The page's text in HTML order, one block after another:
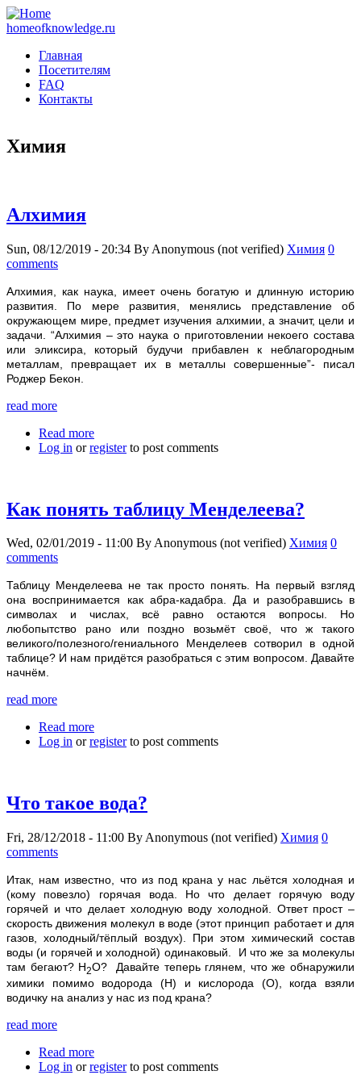
homeofknowledge.ru
Главная
Посетителям
FAQ
Контакты
Химия
Алхимия
Sun, 08/12/2019 - 20:34 By Anonymous (not verified) Химия 0
comments
Алхимия, как наука, имеет очень богатую и длинную историю
развития. По мере развития, менялись представление об
окружающем мире, предмет изучения алхимии, а значит, цели и
задачи. “Алхимия – это наука о приготовлении некоего состава
или эликсира, который будучи прибавлен к неблагородным
металлам, превращает их в металлы совершенные”- писал
Роджер Бекон.
read more
Read more
Log in orregisterto post comments
Как понять таблицу Менделеева?
Wed, 02/01/2019 - 11:00 ByAnonymous (not verified) Химия 0
comments
Таблицу Менделеева не так просто понять. На первый взгляд
она воспринимается как абра-кадабра. Да и разобравшись в
символах и числах, всё равно остаются вопросы. Но
любопытство рано или поздно возьмёт своё, что ж такого
великого/полезного/гениального Менделеев сотворил в одной
таблице? И нам придётся разобраться с этим вопросом. Давайте
начнём.
read more
Read more
Log in orregisterto post comments
Что такое вода?
Fri, 28/12/2018 - 11:00 By Anonymous (not verified) Химия 0
comments
Итак, нам известно, что из под крана у нас льётся холодная и
(кому повезло) горячая вода. Но что делает горячую воду
горячей и что делает холодную воду холодной. Ответ прост –
скорость движения молекул в воде (этот принцип работает и для
газов, холодный/тёплый воздух). При этом химический состав
воды (и горячей и холодной) одинаковый. И что же за молекулы
там бегают? Н2О?
Давайте теперь глянем, что же обнаружили
химики помимо водорода (H) и кислорода (O), когда взяли
водичку на анализ у нас из под крана?
read more
Read more
Log in orregisterto post comments